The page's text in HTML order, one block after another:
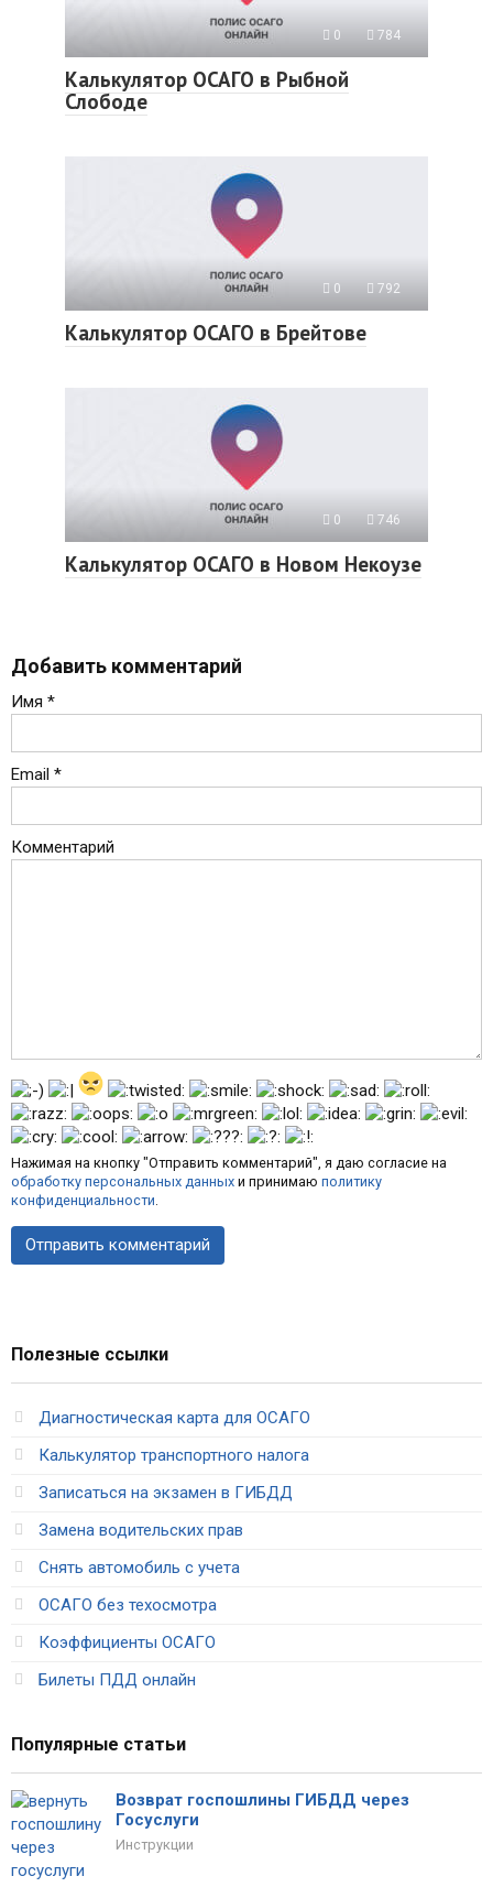
0 784
Калькулятор ОСАГО в Рыбной
Слободе
0 792
Калькулятор ОСАГО в Брейтове
0 746
Калькулятор ОСАГО в Новом Некоузе
Добавить комментарий
Имя *
Email *
Комментарий
Нажимая на кнопку "Отправить комментарий", я даю согласие на
обработку персональных данных и принимаю политику
конфиденциальности
Полезные ссылки
Диагностическая карта для ОСАГО
Калькулятор транспортного налога
Записаться на экзамен в ГИБДД
Замена водительских прав
Снять автомобиль с учета
ОСАГО без техосмотра
Коэффициенты ОСАГО
Билеты ПДД онлайн
Популярные статьи
Возврат госпошлины ГИБДД через
Госуслуги
Инструкции